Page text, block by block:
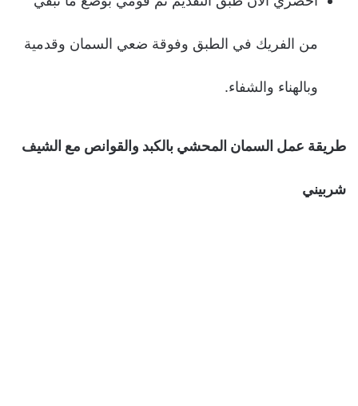
من الفريك في الطبق وفوقة ضعي السمان وقدمية
وبالهناء والشفاء.
طريقة عمل السمان المحشي بالكبد والقوانص مع الشيف
شربيني